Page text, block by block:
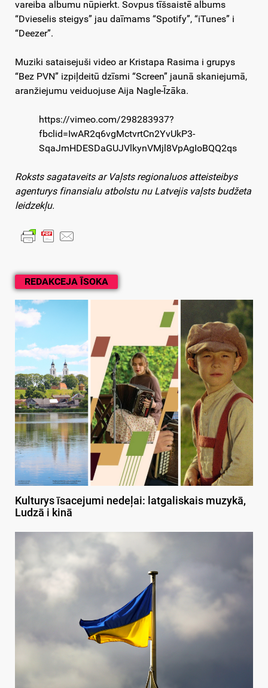
REDAKCEJA ĪSOKA
Kulturys īsacejumi nedeļai: latgaliskais muzykā,
Ludzā i kinā
vareiba albumu nūpierkt. Sovpus tīšsaistē albums
“Dvieselis steigys” jau daīmams “Spotify”, “iTunes” i
“Deezer”.
Muziki sataisejuši video ar Kristapa Rasima i grupys
“Bez PVN” izpiļdeitū dzīsmi “Screen” jaunā skaniejumā,
aranžiejumu veiduojuse Aija Nagle-Īzāka.
https://vimeo.com/298283937?
fbclid=IwAR2q6vgMctvrtCn2YvUkP3-
SqaJmHDESDaGUJVlkynVMjl8VpAgIoBQQ2qs
Roksts sagataveits ar Vaļsts regionaluos atteisteibys
agenturys finansialu atbolstu nu Latvejis vaļsts budžeta
leidzekļu.